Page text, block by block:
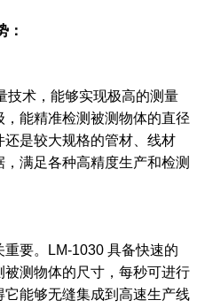
：
技术，能够实现极高的测量
能精准检测被测物体的直径
是较大规格的管材、线材
满足各种高精度生产和检测
要。LM-1030 具备快速的
测物体的尺寸，每秒可进行
能够无缝集成到高速生产线